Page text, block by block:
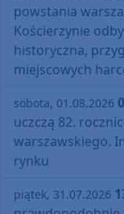
powstania
Kościerzynie
historyczna,
miejscowych
sobota, 01.08.2026
uczczą 82.
warszawskiego.
rynku
piątek, 31.07.2026